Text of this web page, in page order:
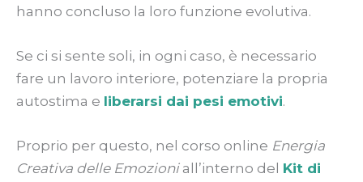
hanno concluso la loro funzione evolutiva.
Se ci si sente soli, in ogni caso, è necessario
fare un lavoro interiore, potenziare la propria
autostima e liberarsi dai pesi emotivi.
Proprio per questo, nel corso online Energia
Creativa delle Emozioni all’interno del Kit di